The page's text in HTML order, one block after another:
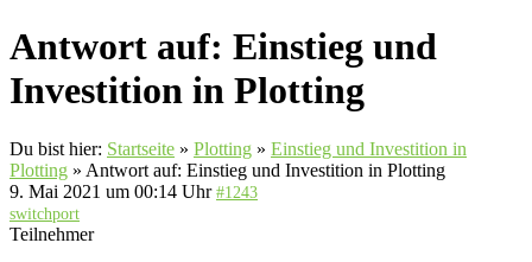
Antwort auf: Einstieg und
Investition in Plotting
Du bist hier: Startseite » Plotting » Einstieg und Investition in
Plotting » Antwort auf: Einstieg und Investition in Plotting
9. Mai 2021 um 00:14 Uhr #1243
switchport
Teilnehmer